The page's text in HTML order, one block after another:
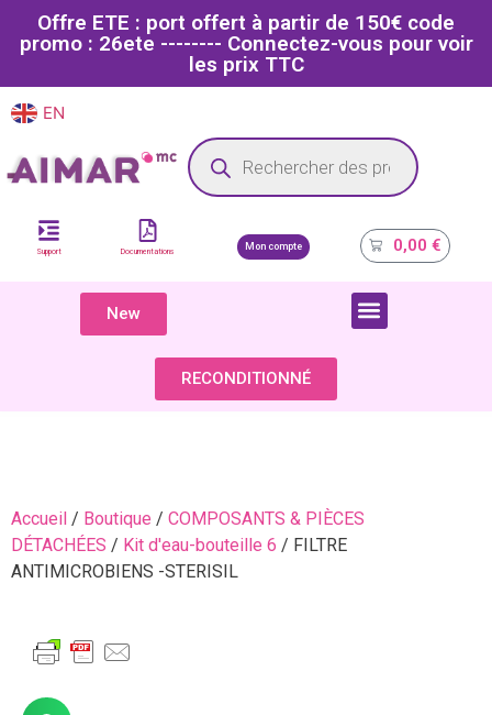
Offre ETE : port offert à partir de 150€ code
promo : 26ete -------- Connectez-vous pour voir
les prix TTC
EN
Site dédié aux professionnels de la santé
Support Documentations
Mon compte 0,00€
New
RECONDITIONNÉ
Accueil / Boutique / COMPOSANTS & PIÈCES
DÉTACHÉES / Kit d'eau-bouteille 6 / FILTRE
ANTIMICROBIENS -STERISIL